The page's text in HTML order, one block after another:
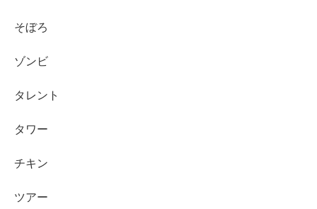
そぼろ
ゾンビ
タレント
タワー
チキン
ツアー